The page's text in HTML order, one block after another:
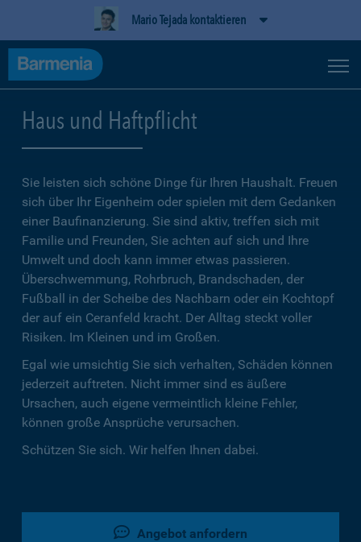
Mario Tejada kontaktieren
Haus und Haftpflicht
Sie leisten sich schöne Dinge für Ihren Haushalt. Freuen
sich über Ihr Eigenheim oder spielen mit dem Gedanken
einer Baufinanzierung. Sie sind aktiv, treffen sich mit
Familie und Freunden, Sie achten auf sich und Ihre
Umwelt und doch kann immer etwas passieren.
Überschwemmung, Rohrbruch, Brandschaden, der
Fußball in der Scheibe des Nachbarn oder ein Kochtopf
der auf ein Ceranfeld kracht. Der Alltag steckt voller
Risiken. Im Kleinen und im Großen.
Egal wie umsichtig Sie sich verhalten, Schäden können
jederzeit auftreten. Nicht immer sind es äußere
Ursachen, auch eigene vermeintlich kleine Fehler,
können große Ansprüche verursachen.
Schützen Sie sich. Wir helfen Ihnen dabei.
Angebot anfordern